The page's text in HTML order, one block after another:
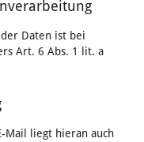
Daten ist bei
Art. 6 Abs. 1 lit. a
Mail liegt hieran auch